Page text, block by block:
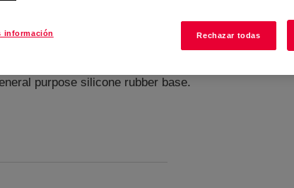
purpose silicone rubber base.
información Rechazar todas